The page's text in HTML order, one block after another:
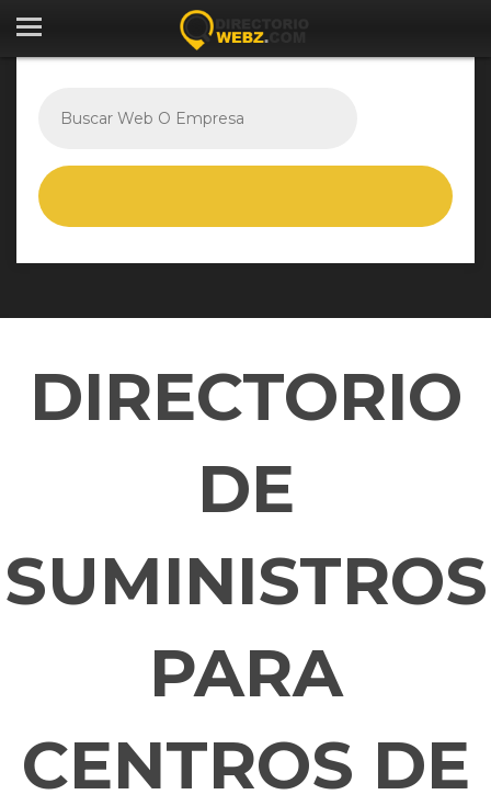
DIRECTORIO
DE
SUMINISTROS
PARA
CENTROS DE